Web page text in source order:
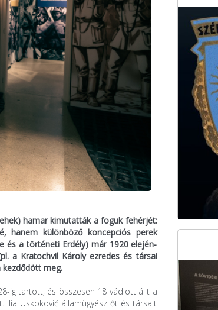
hamar kimutatták a foguk fehérjét:
hanem különböző koncepciós perek
és a történeti Erdély) már 1920 elején-
a Kratochvil Károly ezredes és társai
kezdődött meg.
ig tartott, és összesen 18 vádlott állt a
Ilia Uskoković államügyész őt és társait